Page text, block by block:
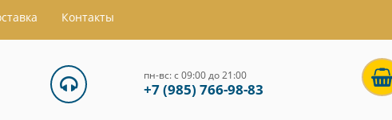
Контакты
пн-вс: с 09:00 до 21:00
+7 (985) 766-98-83